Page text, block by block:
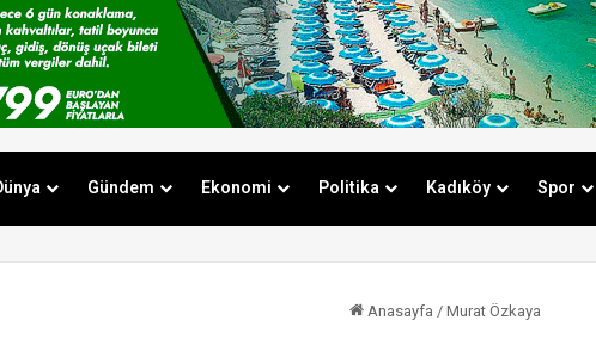
Gündem Ekonomi Politika Kadıköy Spor
Anasayfa / Murat Özkaya